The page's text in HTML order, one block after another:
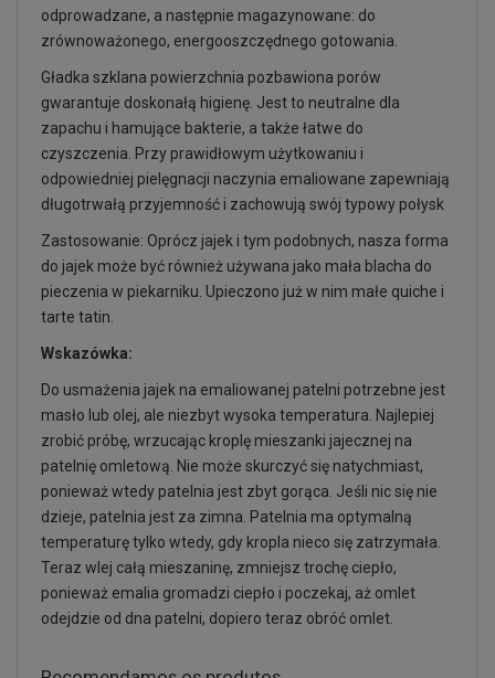
odprowadzane, a następnie magazynowane: do
zrównoważonego, energooszczędnego gotowania.
Gładka szklana powierzchnia pozbawiona porów
gwarantuje doskonałą higienę. Jest to neutralne dla
zapachu i hamujące bakterie, a także łatwe do
czyszczenia. Przy prawidłowym użytkowaniu i
odpowiedniej pielęgnacji naczynia emaliowane zapewniają
długotrwałą przyjemność i zachowują swój typowy połysk
Zastosowanie: Oprócz jajek i tym podobnych, nasza forma
do jajek może być również używana jako mała blacha do
pieczenia w piekarniku. Upieczono już w nim małe quiche i
tarte tatin.
Wskazówka:
Do usmażenia jajek na emaliowanej patelni potrzebne jest
masło lub olej, ale niezbyt wysoka temperatura. Najlepiej
zrobić próbę, wrzucając kroplę mieszanki jajecznej na
patelnię omletową. Nie może skurczyć się natychmiast,
ponieważ wtedy patelnia jest zbyt gorąca. Jeśli nic się nie
dzieje, patelnia jest za zimna. Patelnia ma optymalną
temperaturę tylko wtedy, gdy kropla nieco się zatrzymała.
Teraz wlej całą mieszaninę, zmniejsz trochę ciepło,
ponieważ emalia gromadzi ciepło i poczekaj, aż omlet
odejdzie od dna patelni, dopiero teraz obróć omlet.